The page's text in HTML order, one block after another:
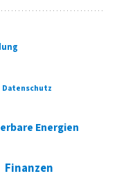
Datenschutz
Energien
Finanzen